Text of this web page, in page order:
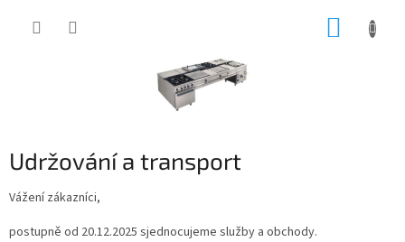
Udržování a transport
Vážení zákazníci,
postupně od 20.12.2025 sjednocujeme služby a obchody.